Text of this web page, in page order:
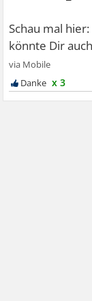
x 3